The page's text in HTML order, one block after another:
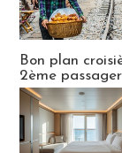
Bon plan
2ème